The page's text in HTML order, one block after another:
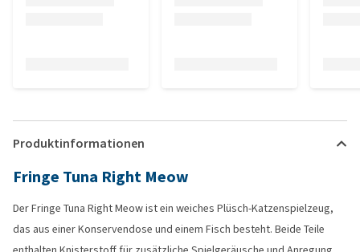
Produktinformationen
Fringe Tuna Right Meow
Der Fringe Tuna Right Meow ist ein weiches Plüsch-Katzenspielzeug,
das aus einer Konservendose und einem Fisch besteht. Beide Teile